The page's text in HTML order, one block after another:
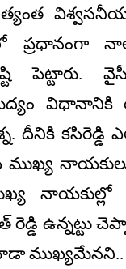
అత్యంత
ప్ర‌ధానంగా
విధానానికి
దీనికి
ముఖ్య
నాయ‌కుల్లో
రెడ్డి ఉన్న‌ట్టు
ముఖ్య‌మేన‌ని..